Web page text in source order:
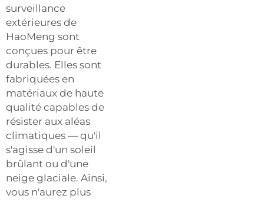
surveillance
extérieures de
HaoMeng sont
conçues pour être
durables. Elles sont
fabriquées en
matériaux de haute
qualité capables de
résister aux aléas
climatiques — qu'il
s'agisse d'un soleil
brûlant ou d'une
neige glaciale. Ainsi,
vous n'aurez plus